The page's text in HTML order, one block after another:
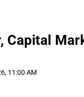
Capital
11:00 AM